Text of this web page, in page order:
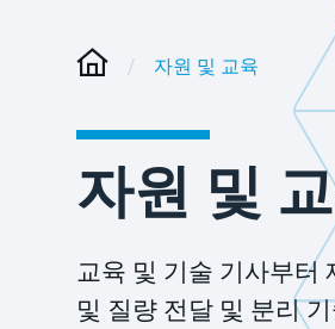
/ 자원 및 교육
자원 및
교육 및 기술 기사부터
및 질량 전달 및 분리